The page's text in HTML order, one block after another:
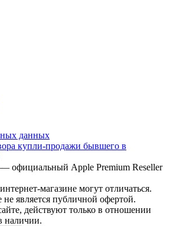
данных
купли-продажи бывшего в
официальный Apple Premium Reseller
магазине могут отличаться.
является публичной офертой.
действуют только в отношении
наличии.